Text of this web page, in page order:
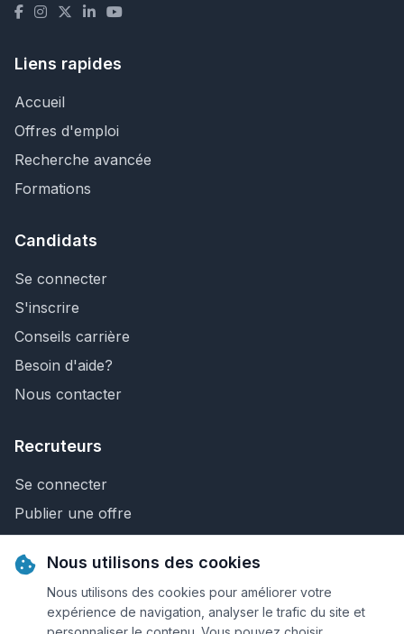
Liens rapides
Accueil
Offres d'emploi
Recherche avancée
Formations
Candidats
Se connecter
S'inscrire
Conseils carrière
Besoin d'aide?
Nous contacter
Recruteurs
Se connecter
Publier une offre
Nous contacter
Nous utilisons des cookies
Nous utilisons des cookies pour améliorer votre
expérience de navigation, analyser le trafic du site et